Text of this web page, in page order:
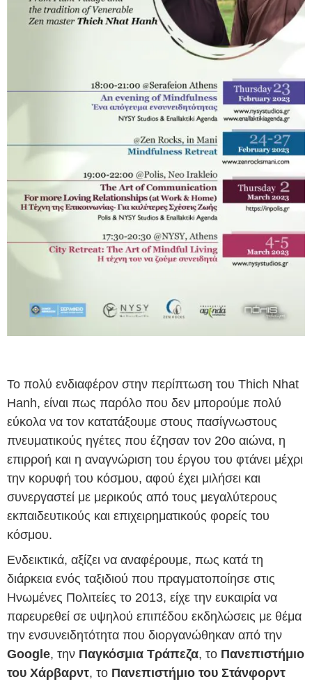
Το πολύ ενδιαφέρον στην περίπτωση του Thich Nhat
Hanh, είναι πως παρόλο που δεν μπορούμε πολύ
εύκολα να τον κατατάξουμε στους πασίγνωστους
πνευματικούς ηγέτες που έζησαν τον 20ο αιώνα, η
επιρροή και η αναγνώριση του έργου του φτάνει μέχρι
την κορυφή του κόσμου, αφού έχει μιλήσει και
συνεργαστεί με μερικούς από τους μεγαλύτερους
εκπαιδευτικούς και επιχειρηματικούς φορείς του
κόσμου.
Ενδεικτικά, αξίζει να αναφέρουμε, πως κατά τη
διάρκεια ενός ταξιδιού που πραγματοποίησε στις
Ηνωμένες Πολιτείες το 2013, είχε την ευκαιρία να
παρευρεθεί σε υψηλού επιπέδου εκδηλώσεις με θέμα
την ενσυνειδητότητα που διοργανώθηκαν από την
Google, την Παγκόσμια Τράπεζα, το Πανεπιστήμιο
του Χάρβαρντ, το Πανεπιστήμιο του Στάνφορντ